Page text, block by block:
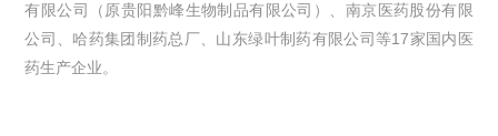
有限公司（原贵阳黔峰生物制品有限公司）、南京医药股份有限
公司、哈药集团制药总厂、山东绿叶制药有限公司等17家国内医
药生产企业。